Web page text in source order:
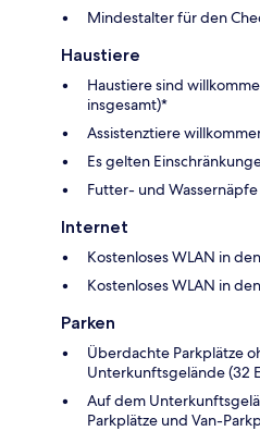
Mindestalter für den
Haustiere
Haustiere sind
insgesamt)*
Assistenztiere
Es gelten
Futter- und
Internet
Kostenloses WLAN in
Kostenloses WLAN in
Parken
Überdachte Parkplätze
Unterkunftsgelände (32
Auf dem
Parkplätze und Van-